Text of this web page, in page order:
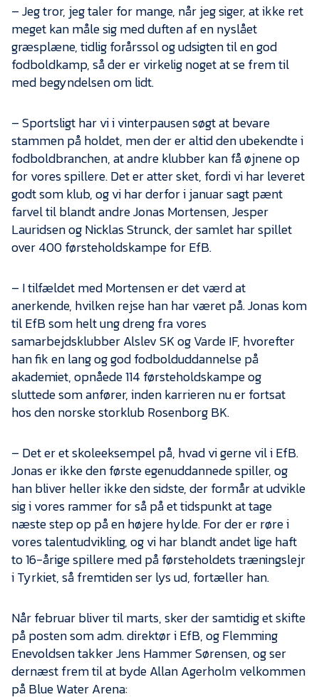
– Jeg tror, jeg taler for mange, når jeg siger, at ikke ret
meget kan måle sig med duften af en nyslået
græsplæne, tidlig forårssol og udsigten til en god
fodboldkamp, så der er virkelig noget at se frem til
med begyndelsen om lidt.
– Sportsligt har vi i vinterpausen søgt at bevare
stammen på holdet, men der er altid den ubekendte i
fodboldbranchen, at andre klubber kan få øjnene op
for vores spillere. Det er atter sket, fordi vi har leveret
godt som klub, og vi har derfor i januar sagt pænt
farvel til blandt andre Jonas Mortensen, Jesper
Lauridsen og Nicklas Strunck, der samlet har spillet
over 400 førsteholdskampe for EfB.
– I tilfældet med Mortensen er det værd at
anerkende, hvilken rejse han har været på. Jonas kom
til EfB som helt ung dreng fra vores
samarbejdsklubber Alslev SK og Varde IF, hvorefter
han fik en lang og god fodbolduddannelse på
akademiet, opnåede 114 førsteholdskampe og
sluttede som anfører, inden karrieren nu er fortsat
hos den norske storklub Rosenborg BK.
– Det er et skoleeksempel på, hvad vi gerne vil i EfB.
Jonas er ikke den første egenuddannede spiller, og
han bliver heller ikke den sidste, der formår at udvikle
sig i vores rammer for så på et tidspunkt at tage
næste step op på en højere hylde. For der er røre i
vores talentudvikling, og vi har blandt andet lige haft
to 16-årige spillere med på førsteholdets træningslejr
i Tyrkiet, så fremtiden ser lys ud, fortæller han.
Når februar bliver til marts, sker der samtidig et skifte
på posten som adm. direktør i EfB, og Flemming
Enevoldsen takker Jens Hammer Sørensen, og ser
dernæst frem til at byde Allan Agerholm velkommen
på Blue Water Arena: